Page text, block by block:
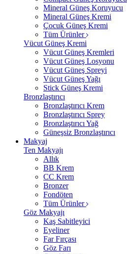
Mineral Güneş Koruyucu
Mineral Güneş Kremi
Çocuk Güneş Kremi
Tüm Ürünler
Vücut Güneş Kremi
Vücut Güneş Kremleri
Vücut Güneş Losyonu
Vücut Güneş Spreyi
Vücut Güneş Yağı
Stick Güneş Kremi
Bronzlaştırıcı
Bronzlaştırıcı Krem
Bronzlaştırıcı Sprey
Bronzlaştırıcı Yağ
Güneşsiz Bronzlaştırıcı
Makyaj
Ten Makyajı
Allık
BB Krem
CC Krem
Bronzer
Fondöten
Tüm Ürünler
Göz Makyajı
Kaş Sabitleyici
Eyeliner
Far Fırçası
Göz Farı